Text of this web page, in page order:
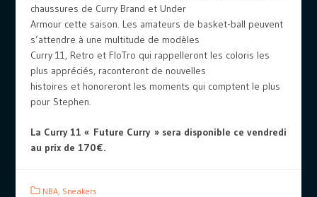
chaussures de Curry Brand et Under
Armour cette saison. Les amateurs de basket-ball peuvent
s’attendre à une multitude de modèles
Curry 11, Retro et FloTro qui rappelleront les coloris les
plus appréciés, raconteront de nouvelles
histoires et honoreront les moments qui comptent le plus
pour Stephen.
La Curry 11 « Future Curry » sera disponible ce vendredi
au prix de 170€.
NBA, Sneakers